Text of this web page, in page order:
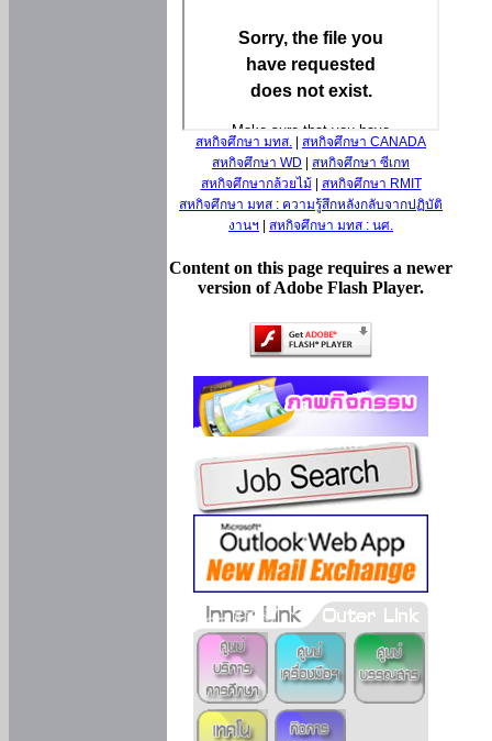
สหกิจศึกษา มทส.
สหกิจศึกษา CANADA
สหกิจศึกษา WD
สหกิจศึกษา ซีเกท
สหกิจศึกษากล้วยไม้
สหกิจศึกษา RMIT
สหกิจศึกษา มทส : ความรู้สึกหลังกลับจากปฏิบัติ
งานฯ
สหกิจศึกษา มทส : นศ.
Content on this page requires a newer
version of Adobe Flash Player.